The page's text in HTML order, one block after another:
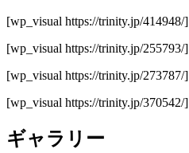
[wp_visual https://trinity.jp/414948/]
[wp_visual https://trinity.jp/255793/]
[wp_visual https://trinity.jp/273787/]
[wp_visual https://trinity.jp/370542/]
ギャラリー